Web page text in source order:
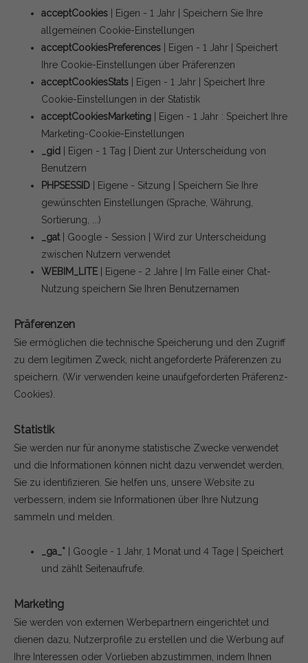
acceptCookies | Eigen - 1 Jahr | Speichern Sie Ihre
allgemeinen Cookie-Einstellungen
acceptCookiesPreferences | Eigen - 1 Jahr | Speichert
Ihre Cookie-Einstellungen über Präferenzen
acceptCookiesStats | Eigen - 1 Jahr | Speichert Ihre
Cookie-Einstellungen in der Statistik
acceptCookiesMarketing | Eigen - 1 Jahr : Speichert Ihre
Marketing-Cookie-Einstellungen
_gid
| Eigen - 1 Tag | Dient zur Unterscheidung von
Benutzern
PHPSESSID | Eigene - Sitzung | Speichern Sie Ihre
gewünschten Einstellungen (Sprache, Währung,
Sortierung, ...)
_gat| Google - Session | Wird zur Unterscheidung
zwischen Nutzern verwendet
WEBIM_LITE | Eigene - 2 Jahre | Im Falle einer Chat-
Nutzung speichern Sie Ihren Benutzernamen
Präferenzen
Sie ermöglichen die technische Speicherung und den Zugriff
zu dem legitimen Zweck, nicht angeforderte Präferenzen zu
speichern. (Wir verwenden keine unaufgeforderten Präferenz-
Cookies).
Statistik
Sie werden nur für anonyme statistische Zwecke verwendet
und die Informationen können nicht dazu verwendet werden,
Sie zu identifizieren. Sie helfen uns, unsere Website zu
verbessern, indem sie Informationen über Ihre Nutzung
sammeln und melden.
_ga_* | Google - 1 Jahr, 1 Monat und 4 Tage | Speichert
und zählt Seitenaufrufe.
Marketing
Sie werden von externen Werbepartnern eingerichtet und
dienen dazu, Nutzerprofile zu erstellen und die Werbung auf
Ihre Interessen oder Vorlieben abzustimmen, indem Ihnen